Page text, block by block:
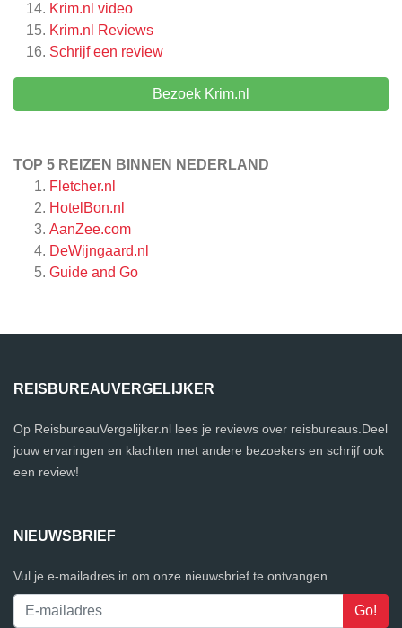
Krim.nl video
Krim.nl
Reviews
Schrijf een review
Bezoek Krim.nl
TOP 5 REIZEN BINNEN NEDERLAND
Fletcher.nl
HotelBon.nl
AanZee.com
DeWijngaard.nl
Guide and Go
REISBUREAUVERGELIJKER
Op ReisbureauVergelijker.nl lees je reviews over reisbureaus.Deel
jouw ervaringen en klachten met andere bezoekers en schrijf ook
een review!
NIEUWSBRIEF
Vul je e-mailadres in om onze nieuwsbrief te ontvangen.